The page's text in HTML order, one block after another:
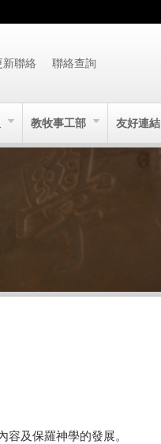
聯絡 聯絡查詢
教牧事工部 友好連結
及保羅神學的發展。